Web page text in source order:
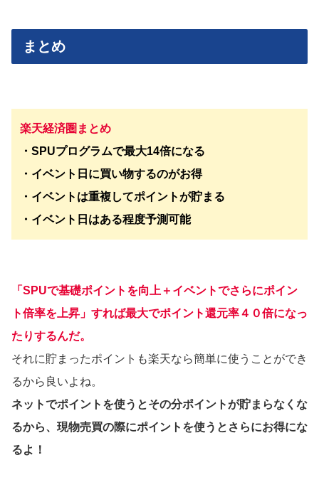
まとめ
楽天経済圏まとめ
・SPUプログラムで最大14倍になる
・イベント日に買い物するのがお得
・イベントは重複してポイントが貯まる
・イベント日はある程度予測可能
「SPUで基礎ポイントを向上＋イベントでさらにポイン
ト倍率を上昇」すれば最大でポイント還元率４０倍になっ
たりするんだ。
それに貯まったポイントも楽天なら簡単に使うことができ
るから良いよね。
ネットでポイントを使うとその分ポイントが貯まらなくな
るから、現物売買の際にポイントを使うとさらにお得にな
るよ！